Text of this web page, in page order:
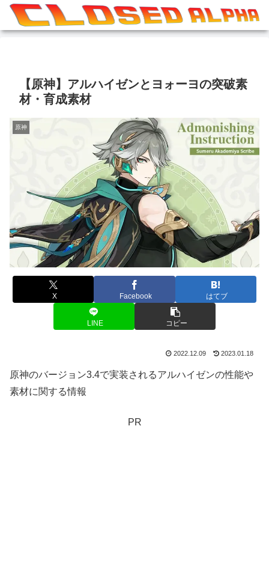
【原神】アルハイゼンとヨォーヨの突破素
材・育成素材
原神
X Facebook はてブ
LINE コピー
2022.12.09 2023.01.18
原神のバージョン3.4で実装されるアルハイゼンの性能や
素材に関する情報
PR